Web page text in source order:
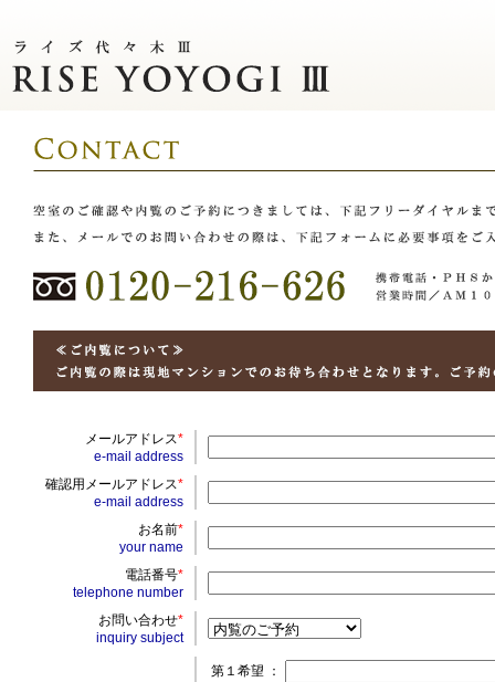
メールアドレス*
e-mail address
確認用メールアドレス*
e-mail address
お名前*
your name
電話番号*
telephone number
お問い合わせ*
inquiry subject
第１希望 ：